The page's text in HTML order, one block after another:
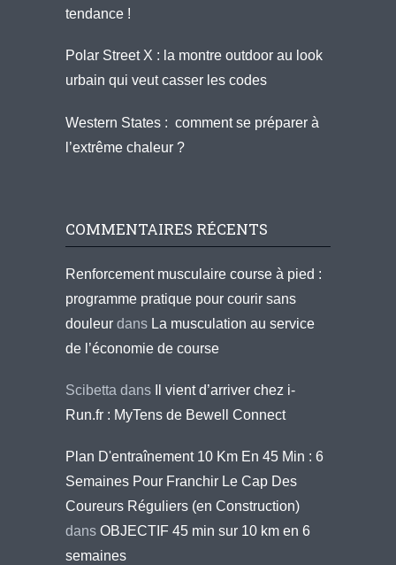
tendance !
Polar Street X : la montre outdoor au look
urbain qui veut casser les codes
Western States : comment se préparer à
l’extrême chaleur ?
COMMENTAIRES RÉCENTS
Renforcement musculaire course à pied :
programme pratique pour courir sans
douleur dans La musculation au service
de l’économie de course
Scibetta dans
Il vient d’arriver chez i-
Run.fr : MyTens de Bewell Connect
Plan D'entraînement 10 Km En 45 Min : 6
Semaines Pour Franchir Le Cap Des
Coureurs Réguliers (en Construction)
dans OBJECTIF 45 min sur 10 km en 6
semaines